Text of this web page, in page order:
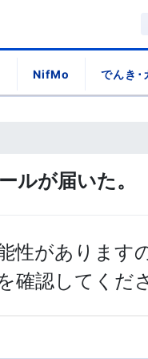
NifMo でんき･
ルが届いた。
性があります
確認してくだ